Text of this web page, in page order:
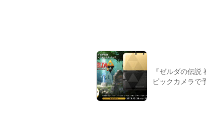
『ゼルダの伝
ビックカメラで